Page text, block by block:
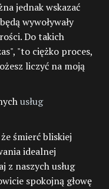
jednak wskazać
wywoływały
Do takich
"to ciężko proces,
liczyć na moją
usług
śmierć bliskiej
idealnej
z naszych usług
spokojną głowę